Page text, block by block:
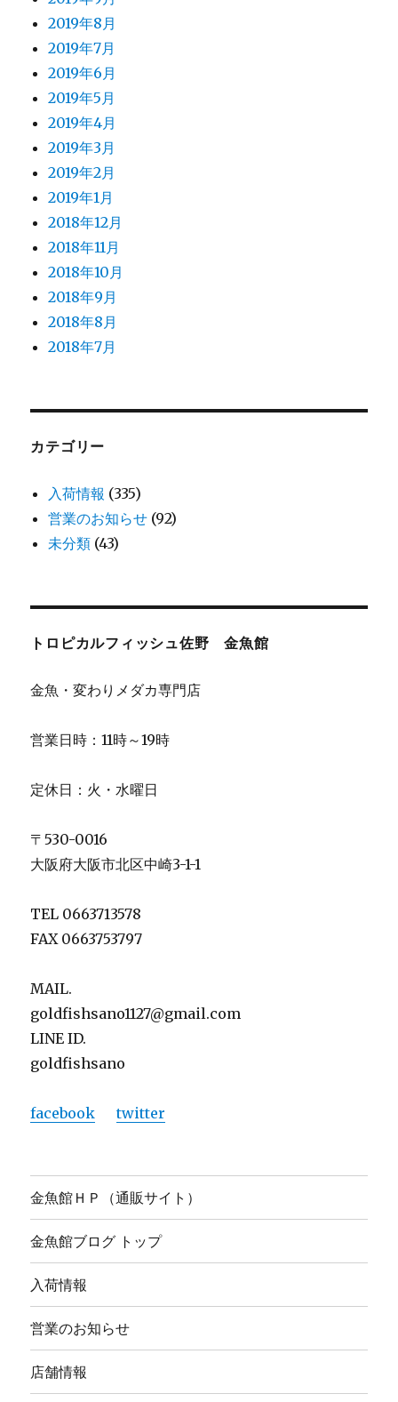
2019年8月
2019年7月
2019年6月
2019年5月
2019年4月
2019年3月
2019年2月
2019年1月
2018年12月
2018年11月
2018年10月
2018年9月
2018年8月
2018年7月
カテゴリー
入荷情報 (335)
営業のお知らせ (92)
未分類 (43)
トロピカルフィッシュ佐野 金魚館
金魚・変わりメダカ専門店
営業日時：11時～19時
定休日：火・水曜日
〒530-0016
大阪府大阪市北区中崎3-1-1
TEL 0663713578
FAX 0663753797
MAIL.
goldfishsano1127@gmail.com
LINE ID.
goldfishsano
facebook twitter
金魚館ＨＰ（通販サイト）
金魚館ブログ トップ
入荷情報
営業のお知らせ
店舗情報